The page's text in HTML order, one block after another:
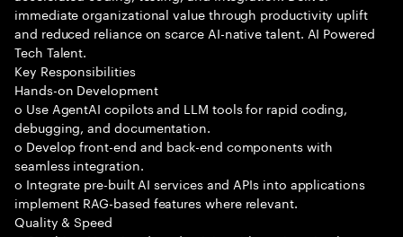
immediate organizational value through productivity uplift
and reduced reliance on scarce AI-native talent. AI Powered
Tech Talent.
Key Responsibilities
Hands-on Development
o Use AgentAI copilots and LLM tools for rapid coding,
debugging, and documentation.
o Develop front-end and back-end components with
seamless integration.
o Integrate pre-built AI services and APIs into applications
implement RAG-based features where relevant.
Quality & Speed